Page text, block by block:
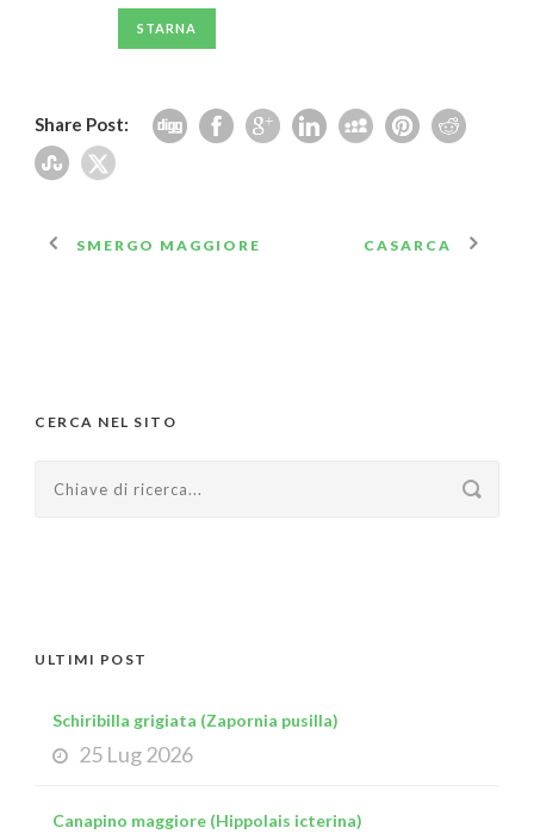
STARNA
Share Post:
SMERGO MAGGIORE CASARCA
CERCA NEL SITO
ULTIMI POST
Schiribilla grigiata (Zapornia pusilla)
25 Lug 2026
Canapino maggiore (Hippolais icterina)